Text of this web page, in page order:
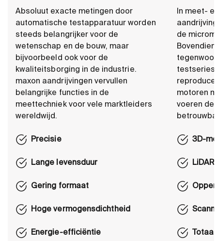
Absoluut exacte metingen door
automatische testapparatuur worden
steeds belangrijker voor de
wetenschap en de bouw, maar
bijvoorbeeld ook voor de
kwaliteitsborging in de industrie.
maxon aandrijvingen vervullen
belangrijke functies in de
meettechniek voor vele marktleiders
wereldwijd.
Precisie
Lange levensduur
Gering formaat
Hoge vermogensdichtheid
Energie-efficiëntie
In meet-
de
testseries
motoren
voeren
3D-